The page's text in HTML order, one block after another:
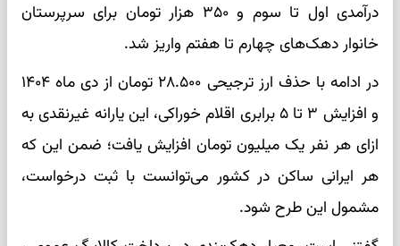
درآمدی اول تا سوم و ۳۵۰ هزار تومان برای سرپرستان
خانوار دهک‌های چهارم تا هفتم واریز شد.
در ادامه با حذف ارز ترجیحی ۲۸.۵۰۰ تومان از دی ماه ۱۴۰۴
و افزایش ۳ تا ۵ برابری اقلام خوراکی، این یارانه غیرنقدی به
ازای هر نفر یک میلیون تومان افزایش یافت؛ ضمن این که
هر ایرانی ساکن در کشور می‌توانست با ثبت درخواست،
مشمول این طرح شود.